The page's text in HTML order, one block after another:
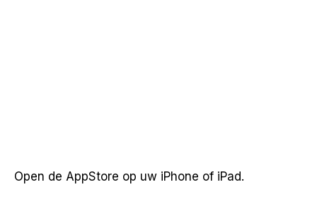
Open de AppStore op uw iPhone of iPad.